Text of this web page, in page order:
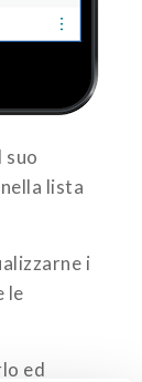
suo
lista
i
le
ed